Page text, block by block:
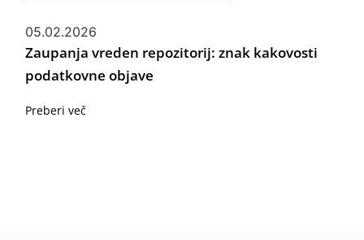
05.02.2026
Zaupanja vreden repozitorij: znak kakovosti
podatkovne objave
Preberi več